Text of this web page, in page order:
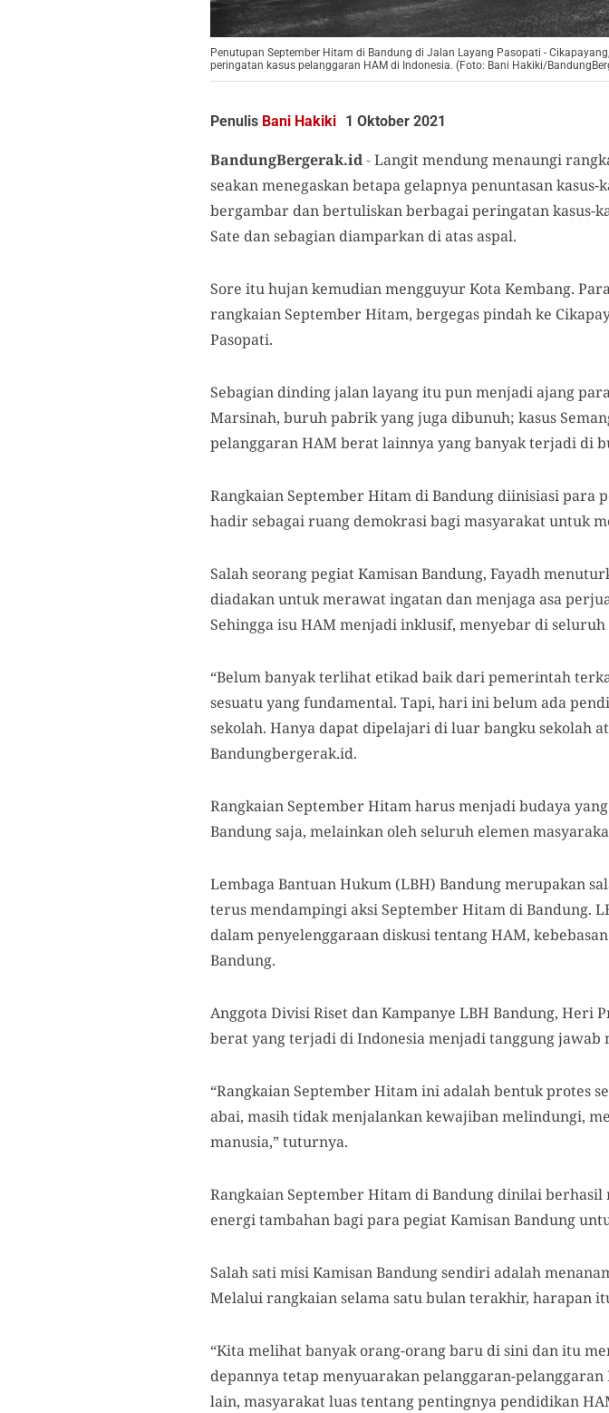
Penutupan September Hitam di Bandung di Jalan Layang Pasopati -
peringatan kasus pelanggaran HAM di Indonesia. (Foto: Bani Hakiki/
Penulis Bani Hakiki 1 Oktober 2021
BandungBergerak.id-Langit mendung menaungi
seakan menegaskan betapa gelapnya penuntasan
bergambar dan bertuliskan berbagai peringatan kasus-
Sate dansebagian diamparkan diatasaspal.
Sore ituhujankemudianmengguyur Kota Kembang.
rangkaian September Hitam, bergegas pindahke
Pasopati.
Sebagian dinding jalan layang itu pun menjadi ajang
Marsinah, buruh pabrik yang juga dibunuh; kasus
pelanggaran HAM beratlainnya yang banyak terjadi di
Rangkaian September Hitam di Bandung diinisiasi para
hadir sebagai ruang demokrasi bagi masyarakat untuk
Salah seorang pegiat Kamisan Bandung, Fayadh
diadakan untuk merawat ingatan dan menjaga asa
Sehingga isu HAM menjadi inklusif, menyebar di
“Belum banyak terlihat etikad baik dari pemerintah
sesuatu yang fundamental. Tapi, hari ini belum ada
sekolah. Hanya dapat dipelajari di luar bangku sekolah
Bandungbergerak.id.
Rangkaian September Hitamharus menjadibudaya
Bandung saja, melainkan oleh seluruh elemen
Lembaga Bantuan Hukum (LBH) Bandung merupakan
terus mendampingi aksi September Hitam di Bandung.
dalam penyelenggaraan diskusi tentang HAM, kebebasan
Bandung.
Anggota Divisi Riset dan Kampanye LBH Bandung, Heri
beratyang terjadi di Indonesia menjaditanggung jawab
“Rangkaian September Hitam ini adalah bentuk protes
abai, masih tidak menjalankan kewajiban melindungi,
manusia,” tuturnya.
Rangkaian September Hitam di Bandung dinilai berhasil
energi tambahan bagi para pegiatKamisan Bandung
Salah sati misi Kamisan Bandung sendiri adalah
Melalui rangkaian selama satu bulan terakhir, harapan
“Kita melihat banyak orang-orang baru di sini dan itu
depannya tetap menyuarakan pelanggaran-
lain, masyarakat luas tentang pentingnya pendidikan